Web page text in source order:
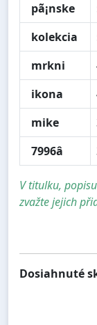
pã¡nske
kolekcia
mrkni
ikona
mike
7996â
V titulku,
zvažte jejich
Dosiahnuté